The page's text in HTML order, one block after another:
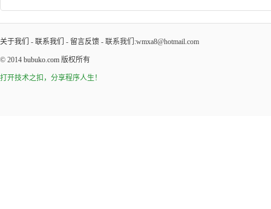
关于我们 - 联系我们 - 留言反馈 - 联系我们:wmxa8@hotmail.com
© 2014 bubuko.com 版权所有
打开技术之扣，分享程序人生！